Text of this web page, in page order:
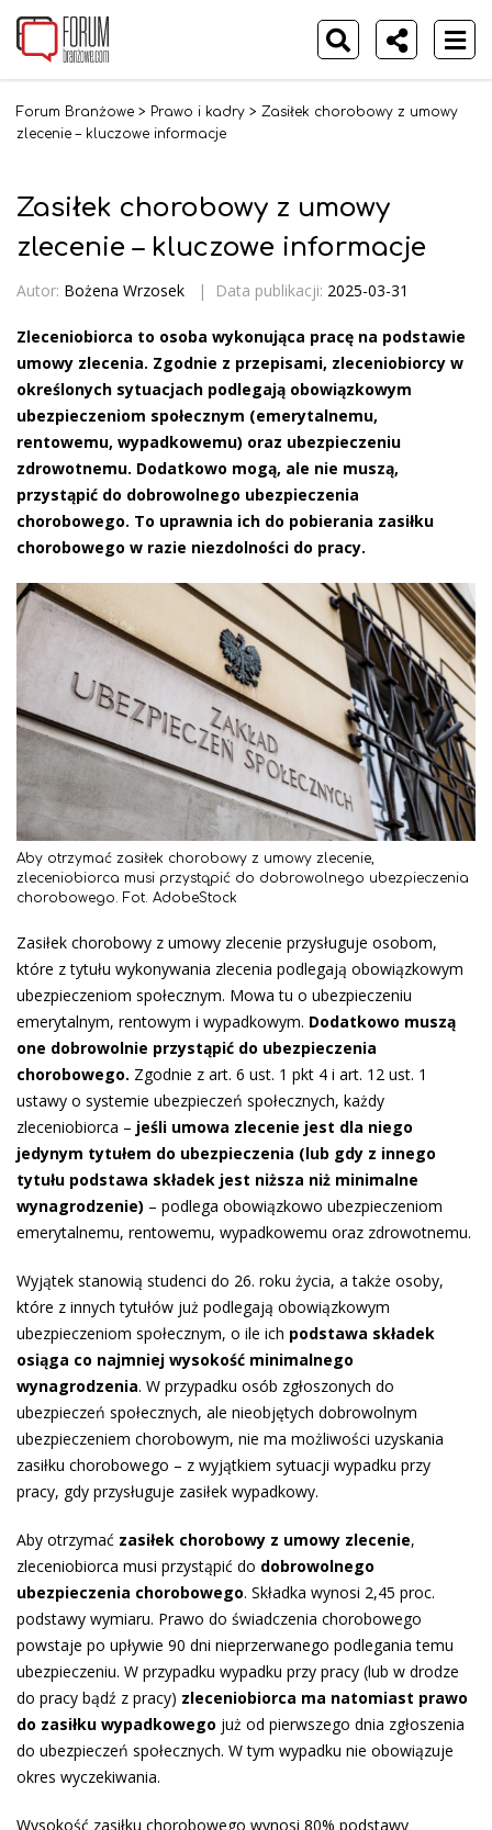
Forum Branżowe > Prawo i kadry > Zasiłek chorobowy z umowy
zlecenie – kluczowe informacje
Zasiłek chorobowy z umowy
zlecenie – kluczowe informacje
Autor: Bożena Wrzosek | Data publikacji: 2025-03-31
Zleceniobiorca to osoba wykonująca pracę na podstawie
umowy zlecenia. Zgodnie z przepisami, zleceniobiorcy w
określonych sytuacjach podlegają obowiązkowym
ubezpieczeniom społecznym (emerytalnemu,
rentowemu, wypadkowemu) oraz ubezpieczeniu
zdrowotnemu. Dodatkowo mogą, ale nie muszą,
przystąpić do dobrowolnego ubezpieczenia
chorobowego. To uprawnia ich do pobierania zasiłku
chorobowego w razie niezdolności do pracy.
Aby otrzymać zasiłek chorobowy z umowy zlecenie,
zleceniobiorca musi przystąpić do dobrowolnego ubezpieczenia
chorobowego. Fot. AdobeStock
Zasiłek chorobowy z umowy zlecenie przysługuje osobom,
które z tytułu wykonywania zlecenia podlegają obowiązkowym
ubezpieczeniom społecznym. Mowa tu o ubezpieczeniu
emerytalnym, rentowym i wypadkowym. Dodatkowo muszą
one dobrowolnie przystąpić do ubezpieczenia
chorobowego. Zgodnie z art. 6 ust. 1 pkt 4 i art. 12 ust. 1
ustawy o systemie ubezpieczeń społecznych, każdy
zleceniobiorca – jeśli umowa zlecenie jest dla niego
jedynym tytułem do ubezpieczenia (lub gdy z innego
tytułu podstawa składek jest niższa niż minimalne
wynagrodzenie) – podlega obowiązkowo ubezpieczeniom
emerytalnemu, rentowemu, wypadkowemu oraz zdrowotnemu.
Wyjątek stanowią studenci do 26. roku życia, a także osoby,
które z innych tytułów już podlegają obowiązkowym
ubezpieczeniom społecznym, o ile ich podstawa składek
osiąga co najmniej wysokość minimalnego
wynagrodzenia. W przypadku osób zgłoszonych do
ubezpieczeń społecznych, ale nieobjętych dobrowolnym
ubezpieczeniem chorobowym, nie ma możliwości uzyskania
zasiłku chorobowego – z wyjątkiem sytuacji wypadku przy
pracy, gdy przysługuje zasiłek wypadkowy.
Aby otrzymać zasiłek chorobowy z umowy zlecenie,
zleceniobiorca musi przystąpić do dobrowolnego
ubezpieczenia chorobowego. Składka wynosi 2,45 proc.
podstawy wymiaru. Prawo do świadczenia chorobowego
powstaje po upływie 90 dni nieprzerwanego podlegania temu
ubezpieczeniu. W przypadku wypadku przy pracy (lub w drodze
do pracy bądź z pracy) zleceniobiorca ma natomiast prawo
do zasiłku wypadkowego już od pierwszego dnia zgłoszenia
do ubezpieczeń społecznych. W tym wypadku nie obowiązuje
okres wyczekiwania.
Wysokość zasiłku chorobowego wynosi 80% podstawy